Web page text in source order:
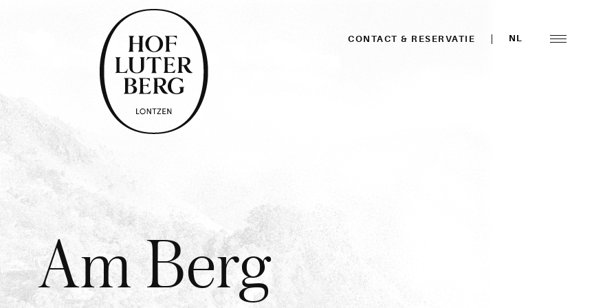
AmBerg
Terug
naar
homepage
CONTACT & RESERVATIE NL
Menu